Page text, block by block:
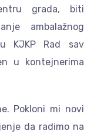
grada, biti
ambalažnog
KJKP Rad sav
u kontejnerima
Pokloni mi novi
da radimo na